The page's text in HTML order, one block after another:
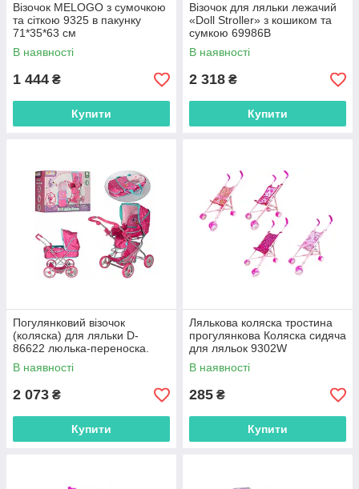
Візочок MELOGO з сумочкою
та сіткою 9325 в пакунку
71*35*63 см
В наявності
1 444 ₴
Купити
Візочок для ляльки лежачий
«Doll Stroller» з кошиком та
сумкою 69986B
В наявності
2 318 ₴
Купити
Погулянковий візочок
(коляска) для ляльки D-
86622 люлька-переноска.
В наявності
2 073 ₴
Купити
Лялькова коляска тростина
прогулянкова Коляска сидяча
для ляльок 9302W
В наявності
285 ₴
Купити